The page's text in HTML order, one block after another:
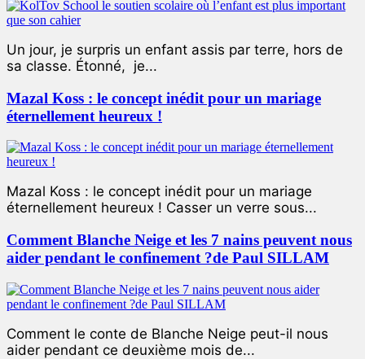
Un jour, je surpris un enfant assis par terre, hors de
sa classe. Étonné, je...
Mazal Koss : le concept inédit pour un mariage
éternellement heureux !
Mazal Koss : le concept inédit pour un mariage
éternellement heureux ! Casser un verre sous...
Comment Blanche Neige et les 7 nains peuvent nous
aider pendant le confinement ?de Paul SILLAM
Comment le conte de Blanche Neige peut-il nous
aider pendant ce deuxième mois de...